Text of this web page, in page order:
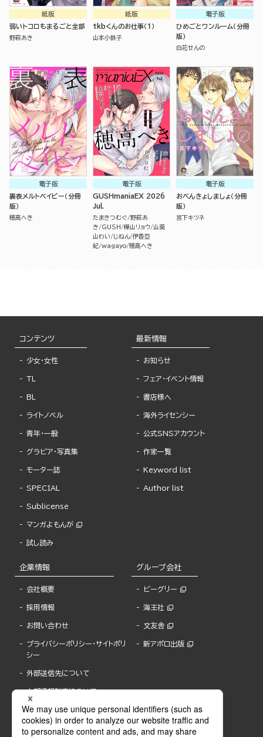
紙版
弱いトコロもまるごと全部
野萩あき
紙版
tkbくんのお仕事（１）
山本小鉄子
電子版
ひめごとワンルーム（分冊
版）
白花せんの
電子版
裏表メルトベイビー（分冊
版）
穂高へき
電子版
GUSHmaniaEX 2026
Jul.
たまきつむぐ 野萩あ
き
GUSH 樺山リョウ 山葵
山わい
じねん 伊香亞
紀 wagayo 穂高へき
電子版
おべんきょしましょ（分冊
版）
宮下キツネ
コンテンツ
少女・女性
TL
BL
ライトノベル
青年・一般
グラビア・写真集
モーター誌
SPECIAL
Sublicense
マンガよもんが
試し読み
最新情報
お知らせ
フェア・イベント情報
書店様へ
海外ライセンシー
公式SNSアカウント
作家一覧
Keyword list
Author list
企業情報
会社概要
採用情報
お問い合わせ
プライバシーポリシー・サイトポリ
シー
外部送信先について
内部通報制度について
グループ会社
ビーグリー
海王社
文友舎
新アポロ出版